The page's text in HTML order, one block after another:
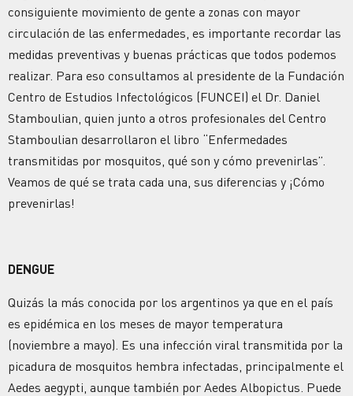
consiguiente movimiento de gente a zonas con mayor
circulación de las enfermedades, es importante recordar las
medidas preventivas y buenas prácticas que todos podemos
realizar. Para eso consultamos al presidente de la Fundación
Centro de Estudios Infectológicos (FUNCEI) el Dr. Daniel
Stamboulian, quien junto a otros profesionales del Centro
Stamboulian desarrollaron el libro “Enfermedades
transmitidas por mosquitos, qué son y cómo prevenirlas”.
Veamos de qué se trata cada una, sus diferencias y ¡Cómo
prevenirlas!
DENGUE
Quizás la más conocida por los argentinos ya que en el país
es epidémica en los meses de mayor temperatura
(noviembre a mayo). Es una infección viral transmitida por la
picadura de mosquitos hembra infectadas, principalmente el
Aedes aegypti, aunque también por Aedes Albopictus. Puede